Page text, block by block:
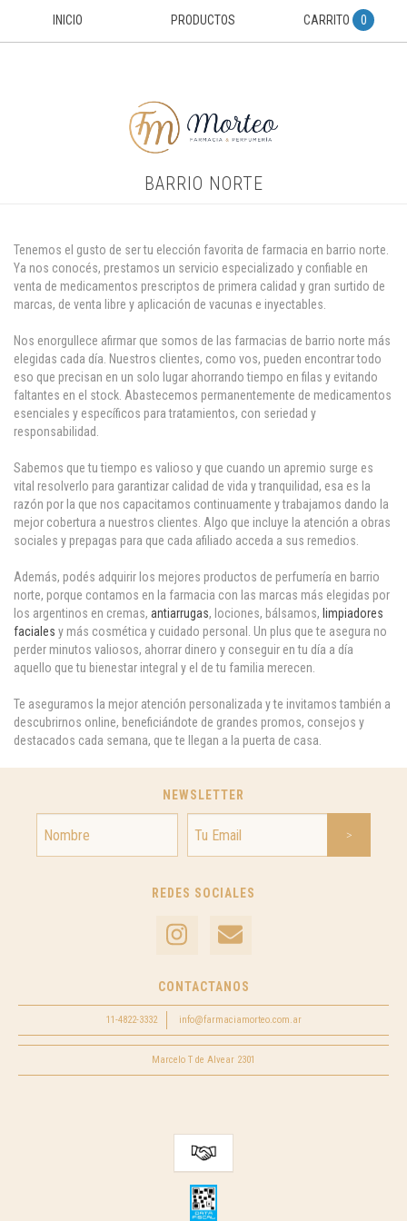
INICIO PRODUCTOS CARRITO 0
BARRIO NORTE
Tenemos el gusto de ser tu elección favorita de farmacia en barrio norte.
Ya nos conocés, prestamos un servicio especializado y confiable en
venta de medicamentos prescriptos de primera calidad y gran surtido de
marcas, de venta libre y aplicación de vacunas e inyectables.
Nos enorgullece afirmar que somos de las farmacias de barrio norte más
elegidas cada día. Nuestros clientes, como vos, pueden encontrar todo
eso que precisan en un solo lugar ahorrando tiempo en filas y evitando
faltantes en el stock. Abastecemos permanentemente de medicamentos
esenciales y específicos para tratamientos, con seriedad y
responsabilidad.
Sabemos que tu tiempo es valioso y que cuando un apremio surge es
vital resolverlo para garantizar calidad de vida y tranquilidad, esa es la
razón por la que nos capacitamos continuamente y trabajamos dando la
mejor cobertura a nuestros clientes. Algo que incluye la atención a obras
sociales y prepagas para que cada afiliado acceda a sus remedios.
Además, podés adquirir los mejores productos de perfumería en barrio
norte, porque contamos en la farmacia con las marcas más elegidas por
los argentinos en cremas, antiarrugas, lociones, bálsamos, limpiadores
faciales y más cosmética y cuidado personal. Un plus que te asegura no
perder minutos valiosos, ahorrar dinero y conseguir en tu día a día
aquello que tu bienestar integral y el de tu familia merecen.
Te aseguramos la mejor atención personalizada y te invitamos también a
descubrirnos online, beneficiándote de grandes promos, consejos y
destacados cada semana, que te llegan a la puerta de casa.
NEWSLETTER
REDES SOCIALES
CONTACTANOS
11-4822-3332 info@farmaciamorteo.com.ar
Marcelo T de Alvear 2301